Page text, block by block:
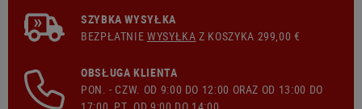
SZYBKA WYSYŁKA
BEZPŁATNIEWYSYŁKA Z KOSZYKA 299,00 €
OBSŁUGA KLIENTA
PON. - CZW. OD 9:00 DO 12:00 ORAZ OD 13:00 DO